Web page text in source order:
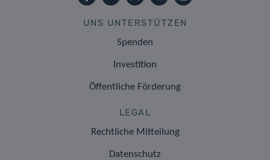
UNS UNTERSTÜTZEN
Spenden
Investition
Öffentliche Förderung
LEGAL
Rechtliche Mitteilung
Datenschutz